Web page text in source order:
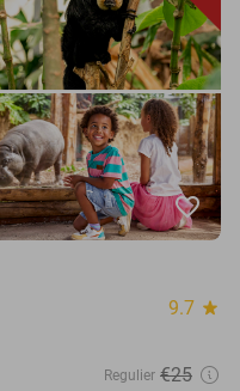
favorite_border
9.7 star
Regulier €25